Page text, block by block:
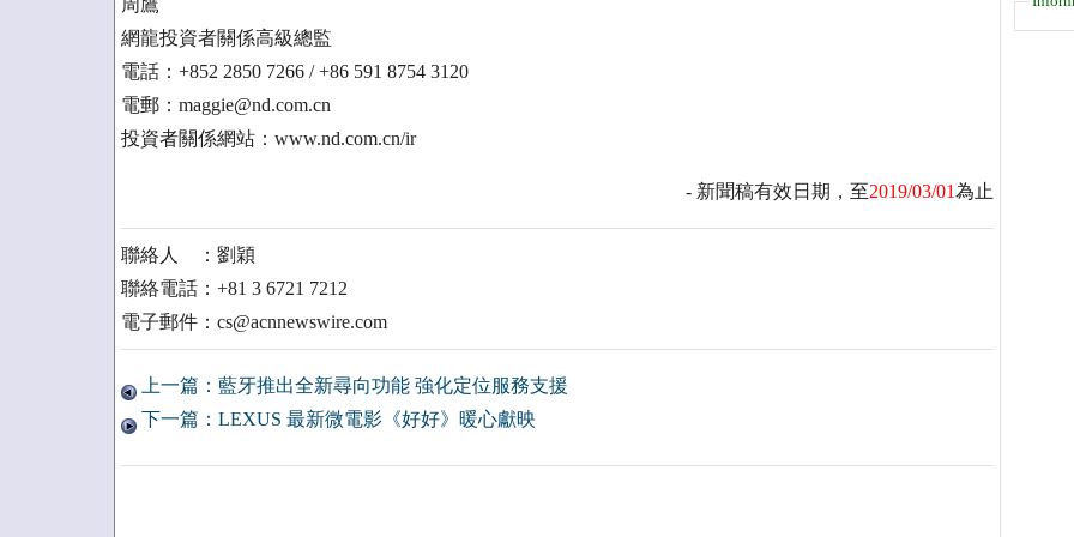
周鷹
網龍投資者關係高級總監
電話：+852 2850 7266 / +86 591 8754 3120
電郵：maggie@nd.com.cn
投資者關係網站：www.nd.com.cn/ir
- 新聞稿有效日期，至2019/03/01為止
聯絡人 ：劉穎
聯絡電話：+81 3 6721 7212
電子郵件：cs@acnnewswire.com
上一篇：藍牙推出全新尋向功能 強化定位服務支援
下一篇：LEXUS 最新微電影《好好》暖心獻映